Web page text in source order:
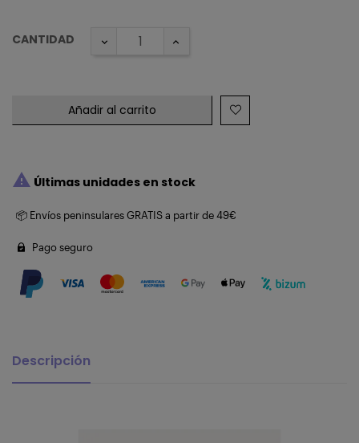
CANTIDAD
Añadir al carrito
 Últimas unidades en stock
📦 Envíos peninsulares GRATIS a partir de 49€
Pago seguro
Descripción